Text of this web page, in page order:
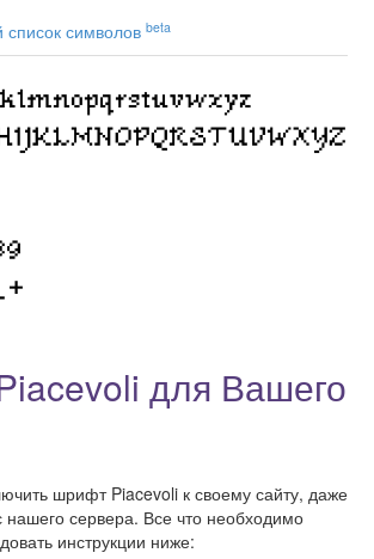
символов beta
для Вашего
шрифт Piacevoli к своему сайту, даже
нашего сервера. Все что необходимо
инструкции ниже: